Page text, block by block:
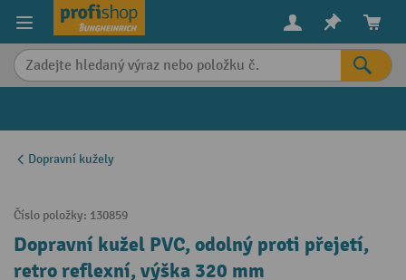
content
Dopravní kužely
Číslo položky: 130859
Dopravní kužel PVC, odolný proti přejetí,
retro reflexní, výška 320 mm